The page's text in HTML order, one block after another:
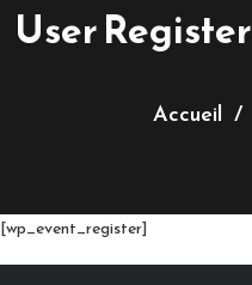
User Register
Accueil
[wp_event_register]